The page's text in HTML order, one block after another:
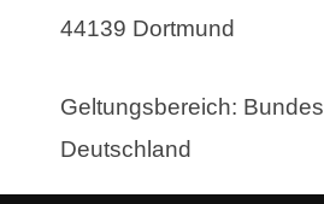
44139 Dortmund
Geltungsbereich:
Deutschland